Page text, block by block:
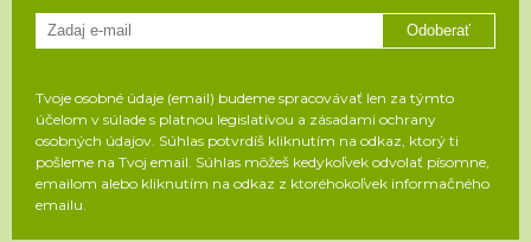
Odoberať
Tvoje osobné údaje (email) budeme spracovávať len za týmto
účelom v súlade s platnou legislatívou a zásadami ochrany
osobných údajov. Súhlas potvrdíš kliknutím na odkaz, ktorý ti
pošleme na Tvoj email. Súhlas môžeš kedykoľvek odvolať písomne,
emailom alebo kliknutím na odkaz z ktoréhokoľvek informačného
emailu.